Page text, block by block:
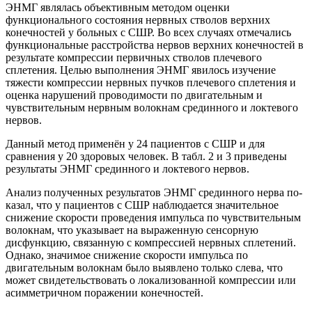
ЭНМГ являлась объективным методом оценки
функционального состояния нервных стволов верхних
конечностей у больных с СШР. Во всех случаях отмечались
функциональные расстройства нервов верхних конечностей в
результате компрессии первичных стволов плечевого
сплетения. Целью выполнения ЭНМГ явилось изучение
тяжести компрессии нервных пучков плечевого сплетения и
оценка нарушений проводимости по двигательным и
чувствительным нервным волокнам срединного и локтевого
нервов.
Данный метод применён у 24 пациентов с СШР и для
сравнения у 20 здоровых человек. В табл. 2 и 3 приведены
результаты ЭНМГ срединного и локтевого нервов.
Анализ полученных результатов ЭНМГ срединного нерва по-
казал, что у пациентов с СШР наблюдается значительное
снижение скорости проведения импульса по чувствительным
волокнам, что указывает на выраженную сенсорную
дисфункцию, связанную с компрессией нервных сплетений.
Однако, значимое снижение скорости импульса по
двигательным волокнам было выявлено только слева, что
может свидетельствовать о локализованной компрессии или
асимметричном поражении конечностей.